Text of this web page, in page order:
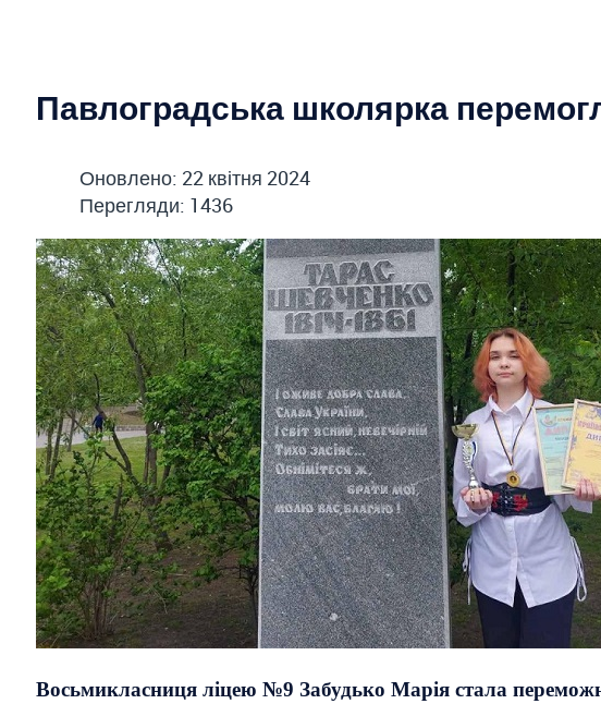
Павлоградська школярка
Оновлено: 22 квітня 2024
Перегляди: 1436
Восьмикласниця ліцею №9 Забудько Марія стала